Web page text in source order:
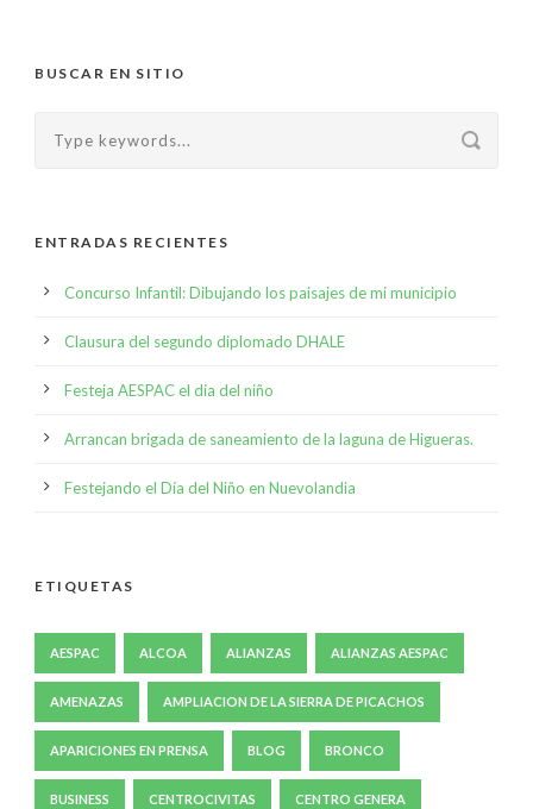
BUSCAR EN SITIO
ENTRADAS RECIENTES
Concurso Infantil: Dibujando los paisajes de mi municipio
Clausura del segundo diplomado DHALE
Festeja AESPAC el dia del niño
Arrancan brigada de saneamiento de la laguna de Higueras.
Festejando el Día del Niño en Nuevolandia
ETIQUETAS
AESPAC ALCOA ALIANZAS ALIANZAS AESPAC
AMENAZAS AMPLIACION DE LA SIERRA DE PICACHOS
APARICIONES EN PRENSA BLOG BRONCO
BUSINESS CENTROCIVITAS CENTRO GENERA